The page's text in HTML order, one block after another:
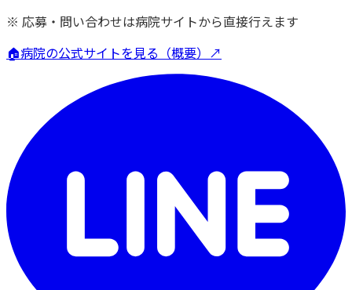
※ 応募・問い合わせは病院サイトから直接行えます
🏠病院の公式サイトを見る（概要）↗